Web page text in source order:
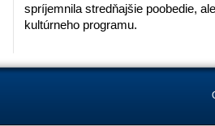
spríjemnila stredňajšie poobedie,
kultúrneho programu.